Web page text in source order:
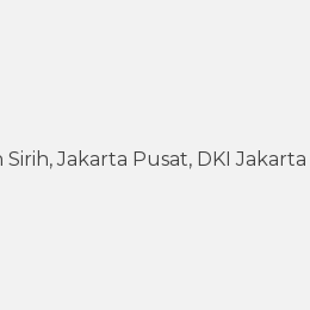
Jakarta Pusat, DKI Jakarta